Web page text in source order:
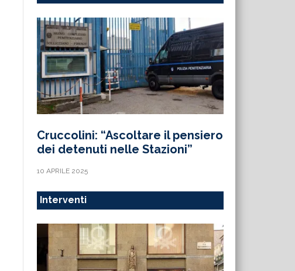
Cruccolini: “Ascoltare il pensiero
dei detenuti nelle Stazioni”
10 APRILE 2025
Interventi